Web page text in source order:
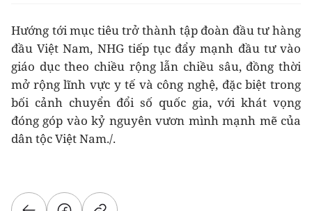
Hướng tới mục tiêu trở thành tập đoàn đầu tư hàng
đầu Việt Nam, NHG tiếp tục đẩy mạnh đầu tư vào
giáo dục theo chiều rộng lẫn chiều sâu, đồng thời
mở rộng lĩnh vực y tế và công nghệ, đặc biệt trong
bối cảnh chuyển đổi số quốc gia, với khát vọng
đóng góp vào kỷ nguyên vươn mình mạnh mẽ của
dân tộc Việt Nam./.